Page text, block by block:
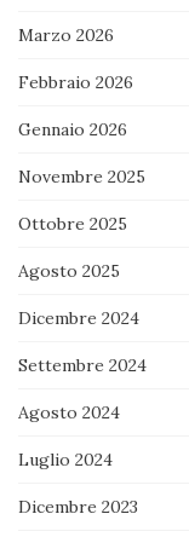
Marzo 2026
Febbraio 2026
Gennaio 2026
Novembre 2025
Ottobre 2025
Agosto 2025
Dicembre 2024
Settembre 2024
Agosto 2024
Luglio 2024
Dicembre 2023